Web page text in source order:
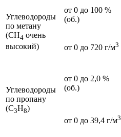
Углеводороды
по метану
(CH4 очень
высокий)
от 0 до 100 %
(об.)
от 0 до 720 г/м3
Углеводороды
по пропану
(С3Н8)
от 0 до 2,0 %
(об.)
от 0 до 39,4 г/м3